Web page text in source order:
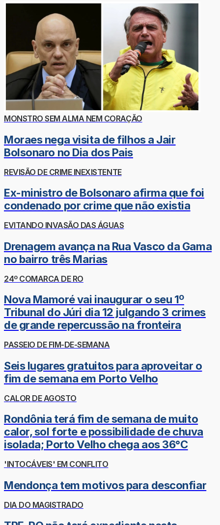
MONSTRO SEM ALMA NEM CORAÇÃO
Moraes nega visita de filhos a Jair
Bolsonaro no Dia dos Pais
REVISÃO DE CRIME INEXISTENTE
Ex-ministro de Bolsonaro afirma que foi
condenado por crime que não existia
EVITANDO INVASÃO DAS ÁGUAS
Drenagem avança na Rua Vasco da Gama
no bairro três Marias
24º COMARCA DE RO
Nova Mamoré vai inaugurar o seu 1º
Tribunal do Júri dia 12 julgando 3 crimes
de grande repercussão na fronteira
PASSEIO DE FIM-DE-SEMANA
Seis lugares gratuitos para aproveitar o
fim de semana em Porto Velho
CALOR DE AGOSTO
Rondônia terá fim de semana de muito
calor, sol forte e possibilidade de chuva
isolada; Porto Velho chega aos 36°C
'INTOCÁVEIS' EM CONFLITO
Mendonça tem motivos para desconfiar
DIA DO MAGISTRADO